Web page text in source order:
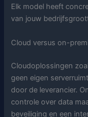
Elk model heeft
van jouw
Cloud versus on-
Cloudoplossingen
geen eigen
door de leverancier.
controle over data
beveiliging en een